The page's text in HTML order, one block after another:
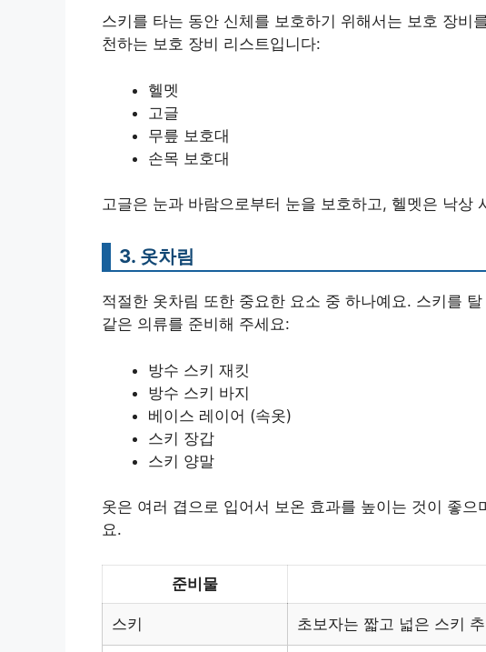
스키를 타는 동안 신체를 보호하기 위해서는 보호 장비
천하는 보호 장비 리스트입니다:
헬멧
고글
무릎 보호대
손목 보호대
고글은 눈과 바람으로부터 눈을 보호하고, 헬멧은 낙상
3. 옷차림
적절한 옷차림 또한 중요한 요소 중 하나예요. 스키를
같은 의류를 준비해 주세요:
방수 스키 재킷
방수 스키 바지
베이스 레이어 (속옷)
스키 장갑
스키 양말
옷은 여러 겹으로 입어서 보온 효과를 높이는 것이 좋
요.
준비물
스키 초보자는 짧고 넓은 스키